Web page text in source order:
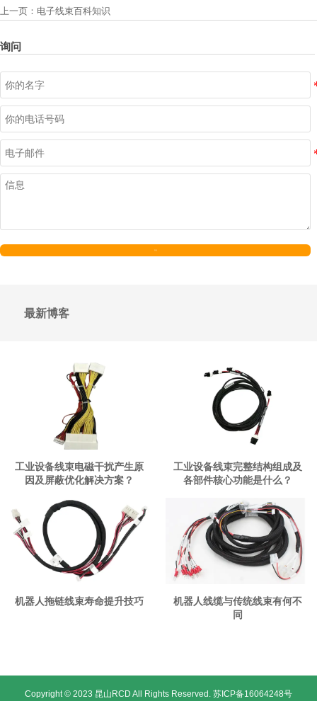
上一页： 电子线束百科知识
询问
最新博客
工业设备线束电磁干扰产生原
因及屏蔽优化解决方案？
工业设备线束完整结构组成及
各部件核心功能是什么？
机器人拖链线束寿命提升技巧
机器人线缆与传统线束有何不
同
Copyright © 2023 昆山RCD All Rights Reserved. 苏ICP备16064248号